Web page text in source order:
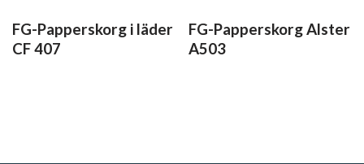
FG-Papperskorg i läder
CF 407
FG-Papperskorg Alster
A503